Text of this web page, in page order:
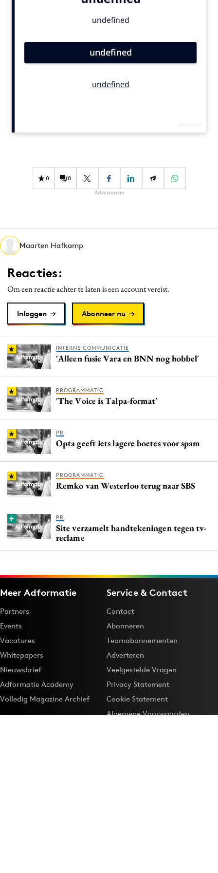
Gedragsverandering
Influencer marketing
Media
Merkstrategie
PR
Programmatic
Purpose Marketing
Reputatie & crisis
0 0
Advertentie
Maarten Hafkamp
Reacties:
Om een reactie achter te laten is een account vereist.
Inloggen Abonneer nu
INTERNE COMMUNICATIE
'Alleen fusie Vara en BNN nog hobbel'
PROGRAMMATIC
'The Voice is Talpa-format'
PR
Opta geeft iets lagere boetes voor spam
PROGRAMMATIC
Remko van Westerloo terug naar SBS
PR
Site verzamelt handtekeningen tegen tv-
reclame
Meer Adformatie
Partners
Events
Vacatures
Whitepapers
Nieuwsbrief
Adformatie Academy
Volledig Magazine Archief
Service & Contact
Contact
Abonneren
Teamabonnementen
Adverteren
Veelgestelde Vragen
Privacy Statement
Cookie Statement
Algemene Voorwaarden